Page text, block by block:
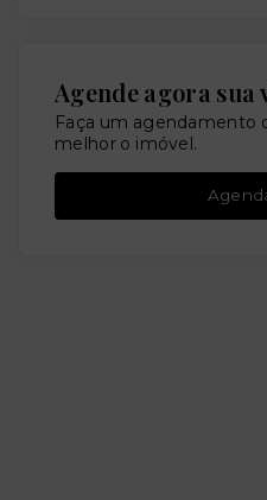
Agende agora sua
Faça um agendamento
melhor o imóvel.